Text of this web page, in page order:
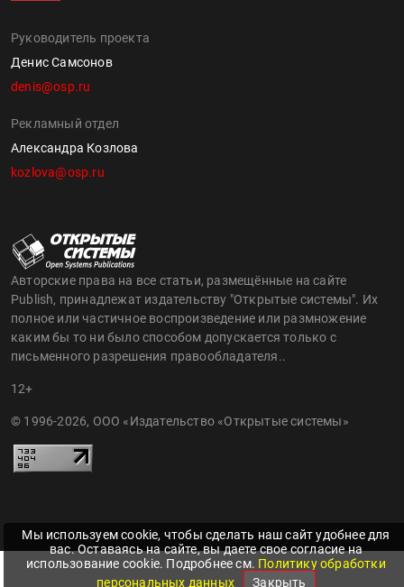
Руководитель проекта
Денис Самсонов
denis@osp.ru
Рекламный отдел
Александра Козлова
kozlova@osp.ru
Авторские права на все статьи, размещённые на сайте
Publish, принадлежат издательству "Открытые системы". Их
полное или частичное воспроизведение или размножение
каким бы то ни было способом допускается только с
письменного разрешения правообладателя..
12+
© 1996-2026, ООО «Издательство «Открытые системы»
Мы используем cookie, чтобы сделать наш сайт удобнее для
вас. Оставаясь на сайте, вы даете свое согласие на
использование cookie. Подробнее см. Политику обработки
персональных данных
Закрыть